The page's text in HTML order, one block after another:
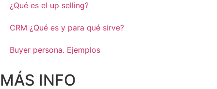
¿Qué es el up selling?
CRM ¿Qué es y para qué sirve?
Buyer persona. Ejemplos
MÁS INFO